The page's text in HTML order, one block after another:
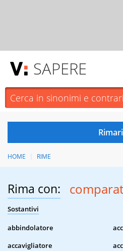
SAPERE
HOME RIME
Rima con:
Sostantivi
abbindolatore
accavigliatore